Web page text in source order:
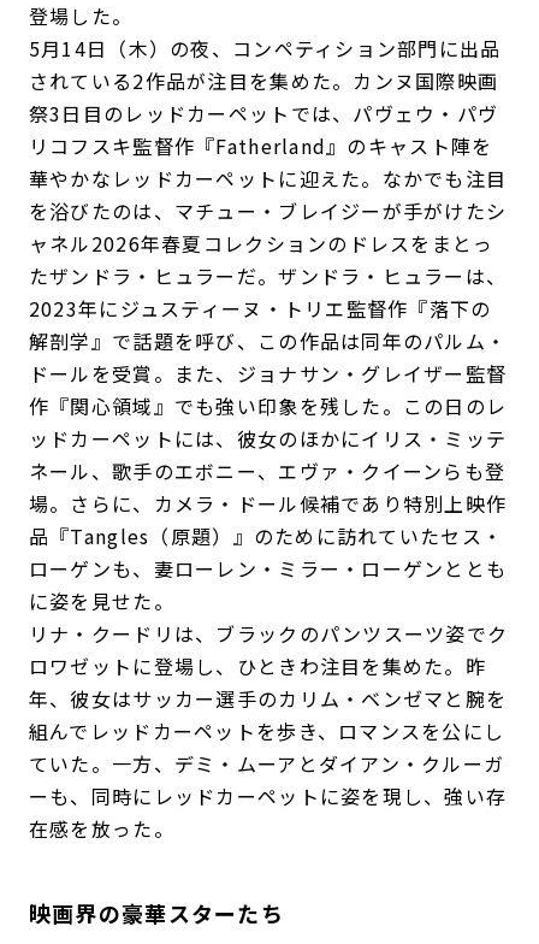
登場した。
5月14日（木）の夜、コンペティション部門に出品
されている2作品が注目を集めた。カンヌ国際映画
祭3日目のレッドカーペットでは、パヴェウ・パヴ
リコフスキ監督作『Fatherland』のキャスト陣を
華やかなレッドカーペットに迎えた。なかでも注目
を浴びたのは、マチュー・ブレイジーが手がけたシ
ャネル2026年春夏コレクションのドレスをまとっ
たザンドラ・ヒュラーだ。ザンドラ・ヒュラーは、
2023年にジュスティーヌ・トリエ監督作『落下の
解剖学』で話題を呼び、この作品は同年のパルム・
ドールを受賞。また、ジョナサン・グレイザー監督
作『関心領域』でも強い印象を残した。この日のレ
ッドカーペットには、彼女のほかにイリス・ミッテ
ネール、歌手のエボニー、エヴァ・クイーンらも登
場。さらに、カメラ・ドール候補であり特別上映作
品『Tangles（原題）』のために訪れていたセス・
ローゲンも、妻ローレン・ミラー・ローゲンととも
に姿を見せた。
リナ・クードリは、ブラックのパンツスーツ姿でク
ロワゼットに登場し、ひときわ注目を集めた。昨
年、彼女はサッカー選手のカリム・ベンゼマと腕を
組んでレッドカーペットを歩き、ロマンスを公にし
ていた。一方、デミ・ムーアとダイアン・クルーガ
ーも、同時にレッドカーペットに姿を現し、強い存
在感を放った。
映画界の豪華スターたち